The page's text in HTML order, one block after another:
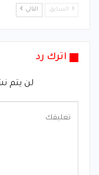
السابق التالي
اترك رد
لن يتم